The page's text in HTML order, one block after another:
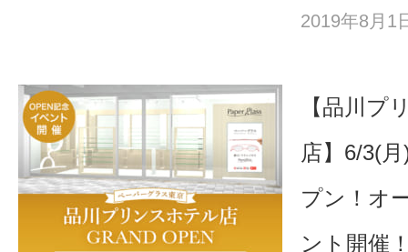
2019年8月1
【品川プ
店】6/3(
プン！オ
ント開催